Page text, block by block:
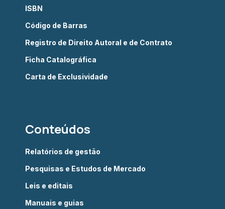
ISBN
Código de Barras
Registro de Direito Autoral e de Contrato
Ficha Catalográfica
Carta de Exclusividade
Conteúdos
Relatórios de gestão
Pesquisas e Estudos de Mercado
Leis e editais
Manuais e guias